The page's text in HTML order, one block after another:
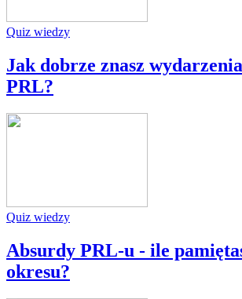
Quiz wiedzy
Jak dobrze znasz
PRL?
Quiz wiedzy
Absurdy PRL-u - ile
okresu?